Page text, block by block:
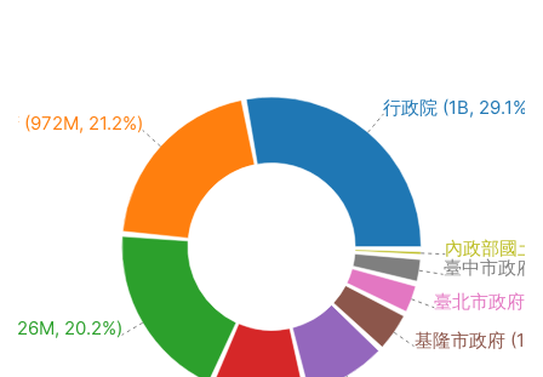
行政院 (1B, 29.1%)
(972M, 21.2%)
20.2%) 基隆市政府
臺北市政府
臺中市政府
內政部國土